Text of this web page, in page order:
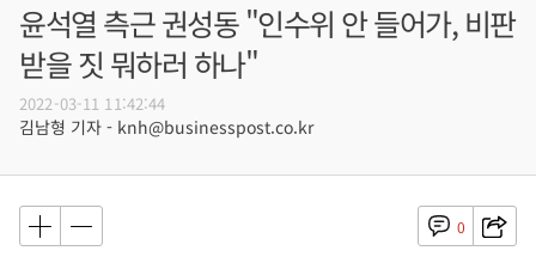
윤석열 측근 권성동 "인수위 안 들어가, 비판
받을 짓 뭐하러 하나"
2022-03-11 11:42:44
김남형 기자 - knh@businesspost.co.kr
0